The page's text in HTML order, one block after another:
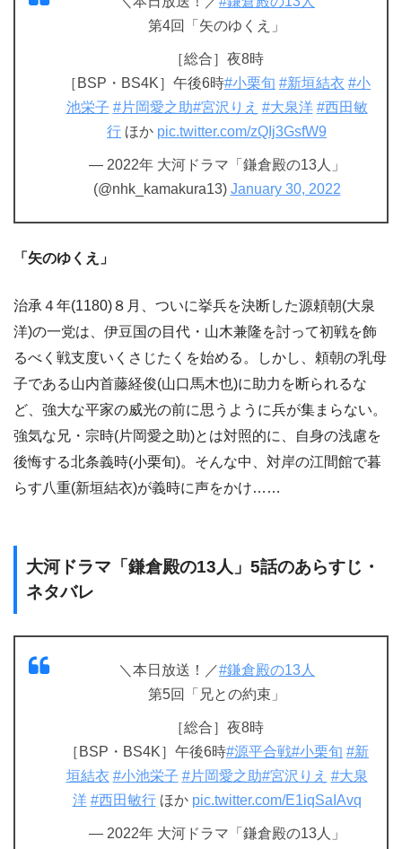
第4回「矢のゆくえ」
［総合］夜8時
［BSP・BS4K］午後6時#小栗旬 #新垣結衣 #小
池栄子 #片岡愛之助#宮沢りえ #大泉洋 #西田敏
行 ほか pic.twitter.com/zQIj3GsfW9
— 2022年 大河ドラマ「鎌倉殿の13人」
(@nhk_kamakura13) January 30, 2022
「矢のゆくえ」
治承４年(1180)８月、ついに挙兵を決断した源頼朝(大泉
洋)の一党は、伊豆国の目代・山木兼隆を討って初戦を飾
るべく戦支度いくさじたくを始める。しかし、頼朝の乳母
子である山内首藤経俊(山口馬木也)に助力を断られるな
ど、強大な平家の威光の前に思うように兵が集まらない。
強気な兄・宗時(片岡愛之助)とは対照的に、自身の浅慮を
後悔する北条義時(小栗旬)。そんな中、対岸の江間館で暮
らす八重(新垣結衣)が義時に声をかけ……
大河ドラマ「鎌倉殿の13人」5話のあらすじ・
ネタバレ
＼本日放送！／#鎌倉殿の13人
第5回「兄との約束」
［総合］夜8時
［BSP・BS4K］午後6時#源平合戦#小栗旬 #新
垣結衣 #小池栄子 #片岡愛之助#宮沢りえ #大泉
洋 #西田敏行ほか pic.twitter.com/E1iqSaIAvq
— 2022年 大河ドラマ「鎌倉殿の13人」